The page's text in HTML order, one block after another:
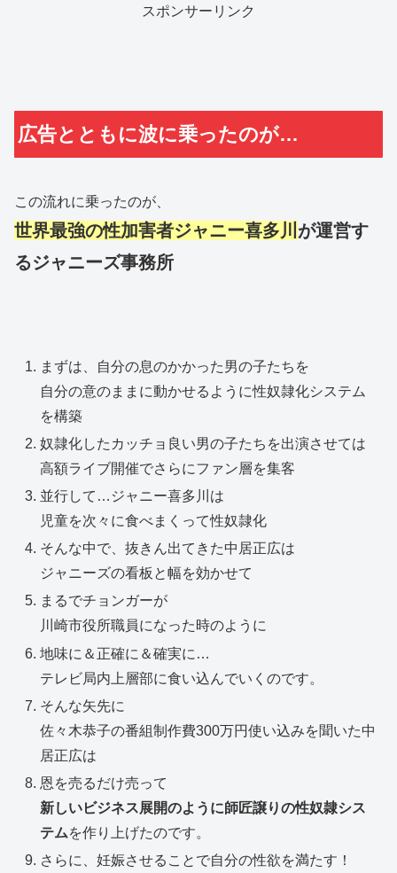
スポンサーリンク
広告とともに波に乗ったのが…
この流れに乗ったのが、
世界最強の性加害者ジャニー喜多川 が運営す
るジャニーズ事務所
まずは、自分の息のかかった男の子たちを
自分の意のままに動かせるように性奴隷化システム
を構築
奴隷化したカッチョ良い男の子たちを出演させては
高額ライブ開催でさらにファン層を集客
並行して…ジャニー喜多川は
児童を次々に食べまくって性奴隷化
そんな中で、抜きん出てきた中居正広は
ジャニーズの看板と幅を効かせて
まるでチョンガーが
川崎市役所職員になった時のように
地味に＆正確に＆確実に…
テレビ局内上層部に食い込んでいくのです。
そんな矢先に
佐々木恭子の番組制作費300万円使い込みを聞いた中
居正広は
恩を売るだけ売って
新しいビジネス展開のように師匠譲りの性奴隷シス
テムを作り上げたのです。
さらに、妊娠させることで自分の性欲を満たす！